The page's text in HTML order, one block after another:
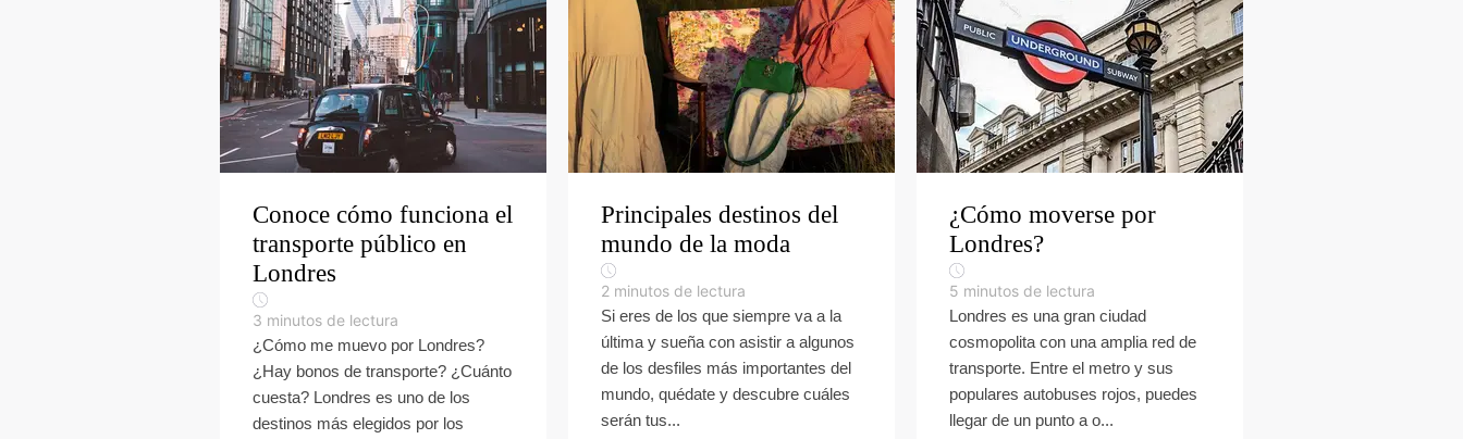
Conoce cómo funciona el
transporte público en
Londres
3 minutos de lectura
¿Cómo me muevo por Londres?
¿Hay bonos de transporte? ¿Cuánto
cuesta? Londres es uno de los
destinos más elegidos por los
Principales destinos del
mundo de la moda
2 minutos de lectura
Si eres de los que siempre va a la
última y sueña con asistir a algunos
de los desfiles más importantes del
mundo, quédate y descubre cuáles
serán tus...
¿Cómo moverse por
Londres?
5 minutos de lectura
Londres es una gran ciudad
cosmopolita con una amplia red de
transporte. Entre el metro y sus
populares autobuses rojos, puedes
llegar de un punto a o...